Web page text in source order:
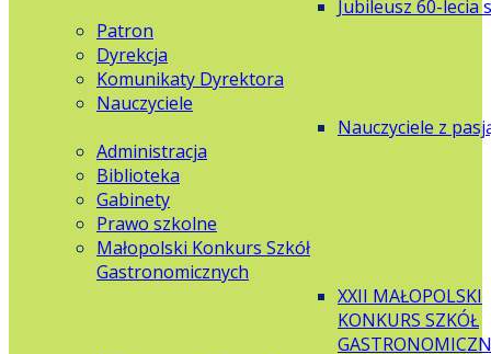
Jubileusz 60-lecia
Patron
Dyrekcja
Komunikaty Dyrektora
Nauczyciele
Nauczyciele z
Administracja
Biblioteka
Gabinety
Prawo szkolne
Małopolski Konkurs Szkół
Gastronomicznych
XXII MAŁOPOLSKI
KONKURS SZKÓŁ